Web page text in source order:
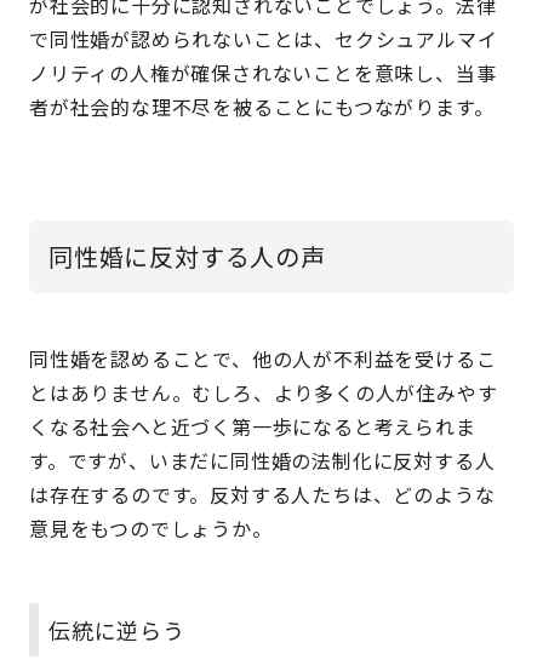
で同性婚が認められないことは、セクシュアルマイ
ノリティの人権が確保されないことを意味し、当事
者が社会的な理不尽を被ることにもつながります。
同性婚に反対する人の声
同性婚を認めることで、他の人が不利益を受けるこ
とはありません。むしろ、より多くの人が住みやす
くなる社会へと近づく第一歩になると考えられま
す。ですが、いまだに同性婚の法制化に反対する人
は存在するのです。反対する人たちは、どのような
意見をもつのでしょうか。
伝統に逆らう